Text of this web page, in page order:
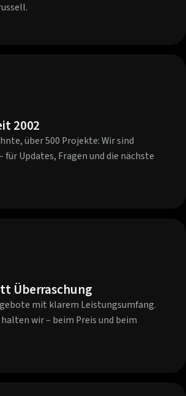
2002
über 500 Projekte: Wir sind
für Updates, Fragen und die nächste
Überraschung
mit klarem Leistungsumfang.
wir – beim Preis und beim